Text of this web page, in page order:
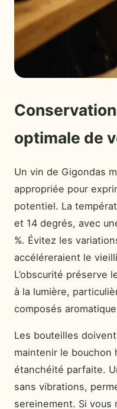
optimale de
Un vin de Gigondas
appropriée pour
potentiel. La
et 14 degrés, avec
%. Évitez les
accéléreraient le
L’obscurité préserve
à la lumière,
composés
Les bouteilles
maintenir le bouchon
étanchéité parfaite.
sans vibrations,
sereinement. Si vous